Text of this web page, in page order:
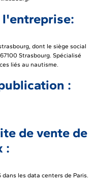
dont le siège social
Strasbourg. Spécialisé
liés au nautisme.
:
de vente de
:
les data centers de Paris.